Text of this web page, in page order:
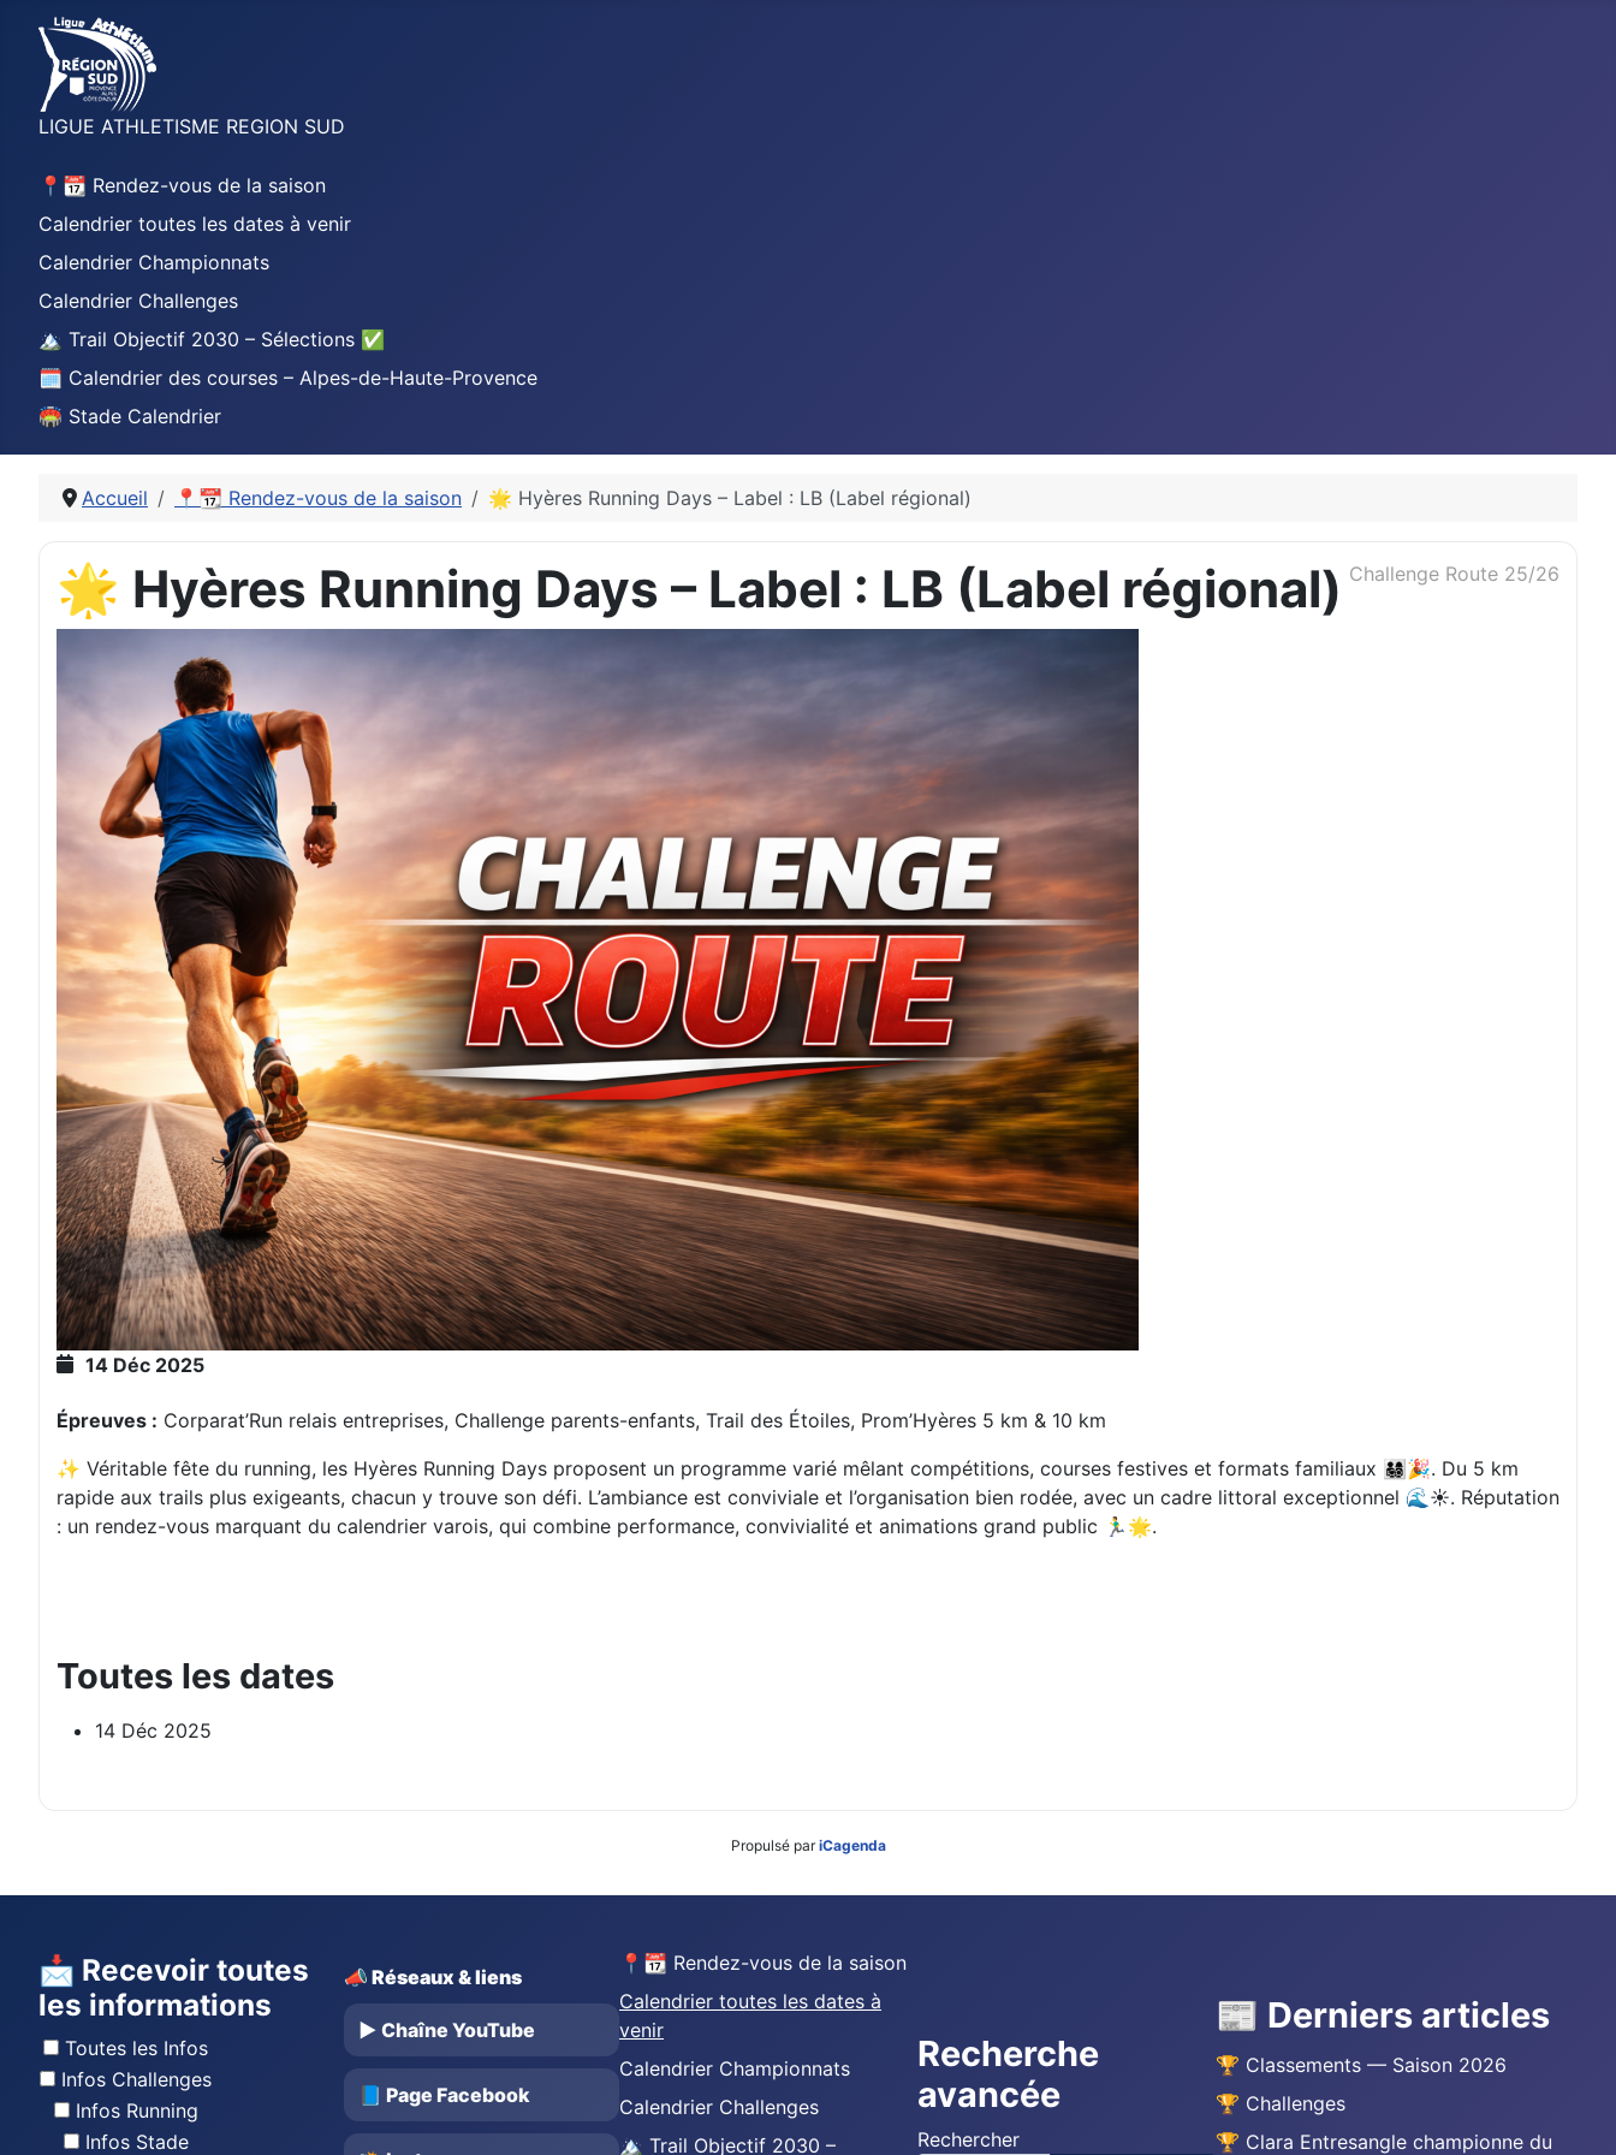
LIGUE ATHLETISME REGION SUD
📍📆 Rendez-vous de la saison
Calendrier toutes les dates à venir
Calendrier Championnats
Calendrier Challenges
🏔️ Trail Objectif 2030 – Sélections ✅
🗓️ Calendrier des courses – Alpes-de-Haute-Provence
🏟️ Stade Calendrier
Accueil 📍📆 Rendez-vous de la saison 🌟 Hyères Running Days – Label : LB (Label régional)
🌟 Hyères Running Days – Label : LB (Label régional) Challenge Route 25/26
14 Déc 2025
Épreuves : Corparat’Run relais entreprises, Challenge parents-enfants, Trail des Étoiles, Prom’Hyères 5 km & 10 km
✨ Véritable fête du running, les Hyères Running Days proposent un programme varié mêlant compétitions, courses festives et formats familiaux 👨‍👩‍👧‍👦🎉. Du 5 km
rapide aux trails plus exigeants, chacun y trouve son défi. L’ambiance est conviviale et l’organisation bien rodée, avec un cadre littoral exceptionnel 🌊☀️. Réputation
: un rendez-vous marquant du calendrier varois, qui combine performance, convivialité et animations grand public 🏃‍♂️🌟.
Toutes les dates
14 Déc 2025
Propulsé pariCagenda
📩 Recevoir toutes
les informations
Toutes les Infos
Infos Challenges
Infos Running
Infos Stade
📣 Réseaux & liens
▶️ Chaîne YouTube
📘 Page Facebook
📍📆 Rendez-vous de la saison
Calendrier toutes les dates à
venir
Calendrier Championnats
Calendrier Challenges
🏔️ Trail Objectif 2030 –
Recherche
avancée
Rechercher
📰 Derniers articles
🏆 Classements — Saison 2026
🏆 Challenges
🏆 Clara Entresangle championne du